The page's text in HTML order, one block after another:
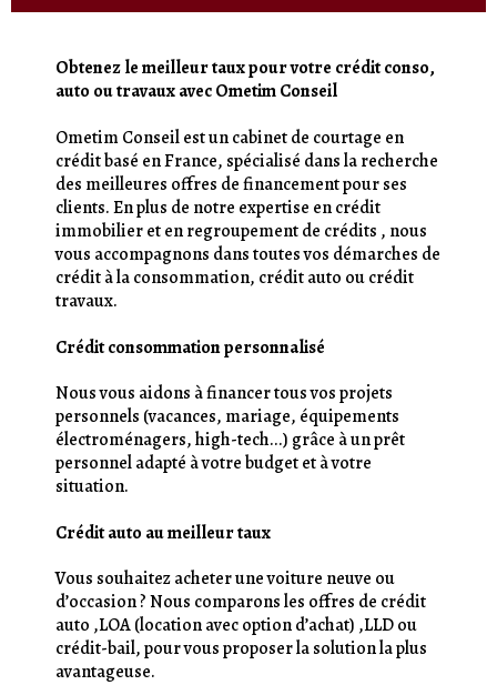
Obtenez le meilleur taux pour votre crédit conso,
auto ou travaux avec Ometim Conseil
Ometim Conseil est un cabinet de courtage en
crédit basé en France, spécialisé dans la recherche
des meilleures offres de financement pour ses
clients. En plus de notre expertise en crédit
immobilier et en regroupement de crédits , nous
vous accompagnons dans toutes vos démarches de
crédit à la consommation, crédit auto ou crédit
travaux.
Crédit consommation personnalisé
Nous vous aidons à financer tous vos projets
personnels (vacances, mariage, équipements
électroménagers, high-tech...) grâce à un prêt
personnel adapté à votre budget et à votre
situation.
Crédit auto au meilleur taux
Vous souhaitez acheter une voiture neuve ou
d’occasion ? Nous comparons les offres de crédit
auto ,LOA (location avec option d’achat) ,LLD ou
crédit-bail, pour vous proposer la solution la plus
avantageuse.